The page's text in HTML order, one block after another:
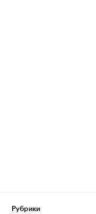
Рубрики